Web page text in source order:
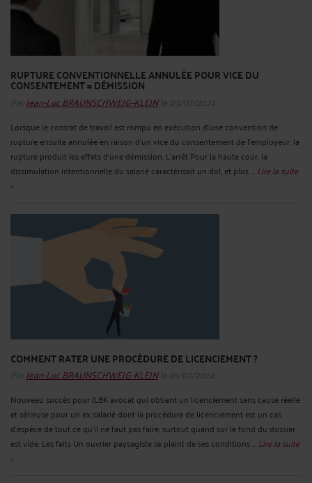
RUPTURE CONVENTIONNELLE ANNULÉE POUR VICE DU
CONSENTEMENT = DÉMISSION
Par Jean-Luc BRAUNSCHWEIG-KLEINle 03/07/2024
Lorsque le contrat de travail est rompu en exécution d'une convention de
rupture ensuite annulée en raison d'un vice du consentement de l'employeur, la
rupture produit les effets d'une démission. L’arrêt Pour la haute cour, la
dissimulation intentionnelle du salarié caractérisait un dol, et plus ... Lire la suite
>
COMMENT RATER UNE PROCÉDURE DE LICENCIEMENT ?
Par Jean-Luc BRAUNSCHWEIG-KLEINle 01/07/2024
Nouveau succès pour JLBK avocat qui obtient un licenciement sans cause réelle
et sérieuse pour un ex salarié dont la procédure de licenciement est un cas
d’espèce de tout ce qu’il ne faut pas faire, surtout quand sur le fond du dossier
est vide. Les faits Un ouvrier paysagiste se plaint de ses conditions ... Lire la suite
>